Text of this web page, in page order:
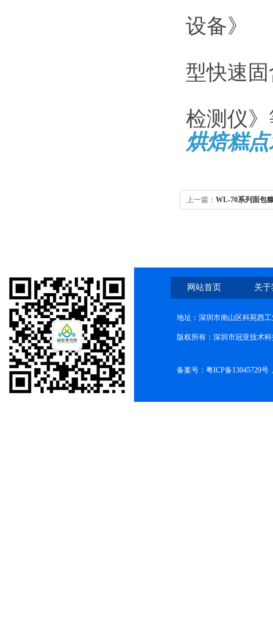
设备》
型快速
检测仪
烘焙糕
上一篇： WL-70系列面包
网站首页 关
地址：深圳市南山区科苑西
版权所有：深圳市冠亚技术
备案号： 粤ICP备13045729号